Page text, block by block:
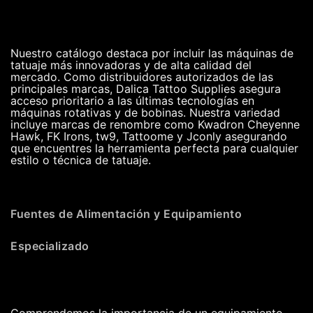
Nuestro catálogo destaca por incluir las máquinas de
tatuaje más innovadoras y de alta calidad del
mercado. Como distribuidores autorizados de las
principales marcas, Dalica Tattoo Supplies asegura
acceso prioritario a las últimas tecnologías en
máquinas rotativas y de bobinas. Nuestra variedad
incluye marcas de renombre como Kwadron Cheyenne
Hawk, FK Irons, tw9, Tattoome y Jconly asegurando
que encuentres la herramienta perfecta para cualquier
estilo o técnica de tatuaje.
Fuentes de Alimentación y Equipamiento
Especializado